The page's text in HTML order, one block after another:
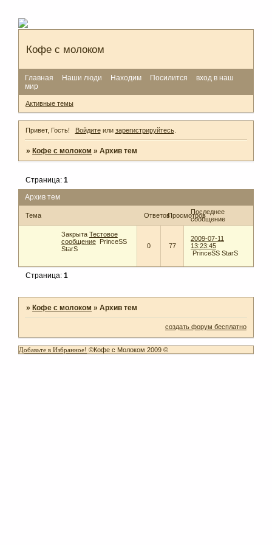
Кофе с молоком
Главная Наши люди Находим Посилится
вход в наш
мир
Активные темы
Привет, Гость! Войдитеили зарегистрируйтесь.
»Кофе с молоком »Архив тем
Архив тем
Страница:1
Тема ОтветовПросмотровПоследнее
сообщение
Закрыта Тестовое
сообщение
PrinceSS
StarS
0 77
2009-07-11
13:23:45
PrinceSS StarS
Страница:1
»Кофе с молоком »Архив тем
создать форум бесплатно
Добавьте в Избранное! ©Кофе с Молоком 2009 ©